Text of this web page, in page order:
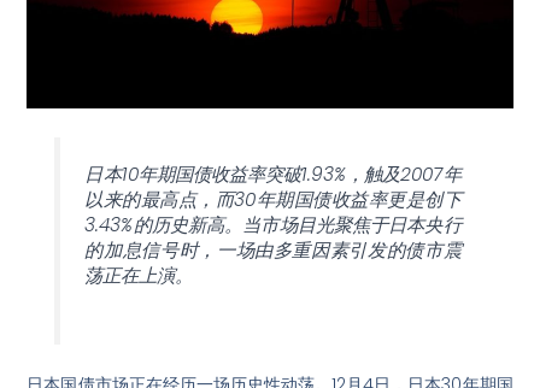
日本10年期国债收益率突破1.93%，触及2007年
以来的最高点，而30年期国债收益率更是创下
3.43%的历史新高。当市场目光聚焦于日本央行
的加息信号时，一场由多重因素引发的债市震
荡正在上演。